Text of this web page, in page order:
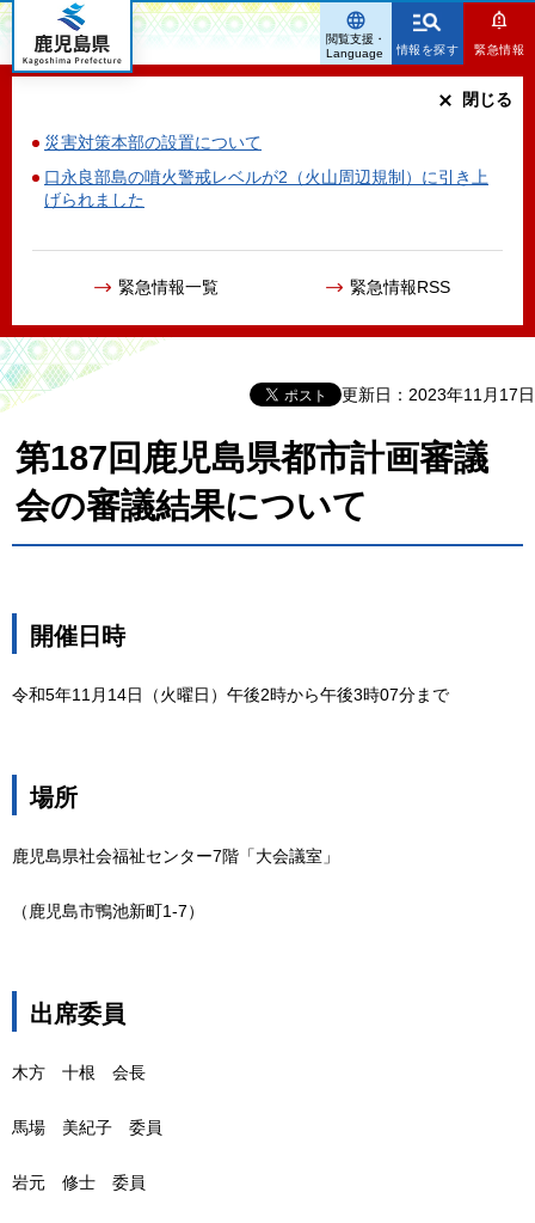
鹿児島県
情報を探す 緊急情報
災害対策本部の設置について
口永良部島の噴火警戒レベルが2（火山周辺規制）に引き上
げられました
緊急情報一覧 緊急情報RSS
閉じる
閲覧支援・
Language
更新日：2023年11月17日
第187回鹿児島県都市計画審議
会の審議結果について
開催日時
令和5年11月14日（火曜日）午後2時から午後3時07分まで
場所
鹿児島県社会福祉センター7階「大会議室」
（鹿児島市鴨池新町1-7）
出席委員
木方 十根 会長
馬場 美紀子 委員
岩元 修士 委員